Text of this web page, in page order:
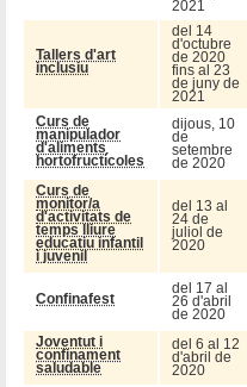
2021
Tallers d'art
inclusiu
del 14
d'octubre
de 2020
fins al 23
de juny de
2021
Curs de
manipulador
d'aliments
hortofructícoles
dijous, 10
de
setembre
de 2020
Curs de
monitor/a
d'activitats de
temps lliure
educatiu infantil
i juvenil
del 13 al
24 de
juliol de
2020
Confinafest
del 17 al
26 d'abril
de 2020
Joventut i
confinament
saludable
del 6 al 12
d'abril de
2020